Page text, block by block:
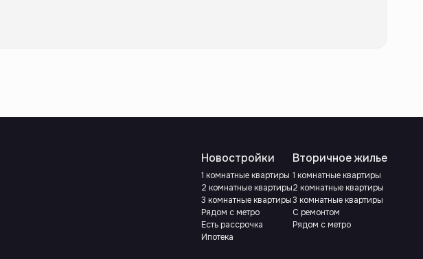
Новостройки
1 комнатные квартиры
2 комнатные квартиры
3 комнатные квартиры
Рядом с метро
Есть рассрочка
Ипотека
Вторичное жилье
1 комнатные квартиры
2 комнатные квартиры
3 комнатные квартиры
С ремонтом
Рядом с метро